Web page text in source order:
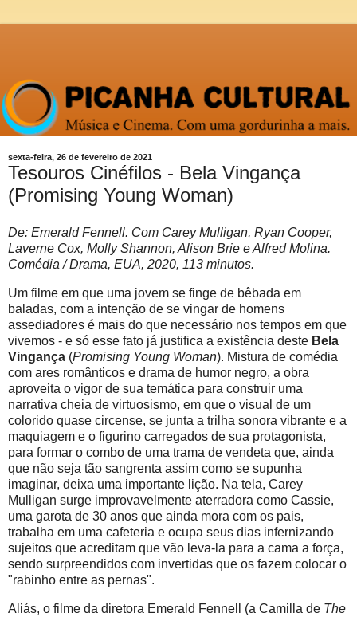
sexta-feira, 26 de fevereiro de 2021
Tesouros Cinéfilos - Bela Vingança
(Promising Young Woman)
De: Emerald Fennell. Com Carey Mulligan, Ryan Cooper,
Laverne Cox, Molly Shannon, Alison Brie e Alfred Molina.
Comédia / Drama, EUA, 2020, 113 minutos.
Um filme em que uma jovem se finge de bêbada em
baladas, com a intenção de se vingar de homens
assediadores é mais do que necessário nos tempos em que
vivemos - e só esse fato já justifica a existência deste Bela
Vingança (Promising Young Woman). Mistura de comédia
com ares românticos e drama de humor negro, a obra
aproveita o vigor de sua temática para construir uma
narrativa cheia de virtuosismo, em que o visual de um
colorido quase circense, se junta a trilha sonora vibrante e a
maquiagem e o figurino carregados de sua protagonista,
para formar o combo de uma trama de vendeta que, ainda
que não seja tão sangrenta assim como se supunha
imaginar, deixa uma importante lição. Na tela, Carey
Mulligan surge improvavelmente aterradora como Cassie,
uma garota de 30 anos que ainda mora com os pais,
trabalha em uma cafeteria e ocupa seus dias infernizando
sujeitos que acreditam que vão leva-la para a cama a força,
sendo surpreendidos com invertidas que os fazem colocar o
"rabinho entre as pernas".
Aliás, o filme da diretora Emerald Fennell (a Camilla de The